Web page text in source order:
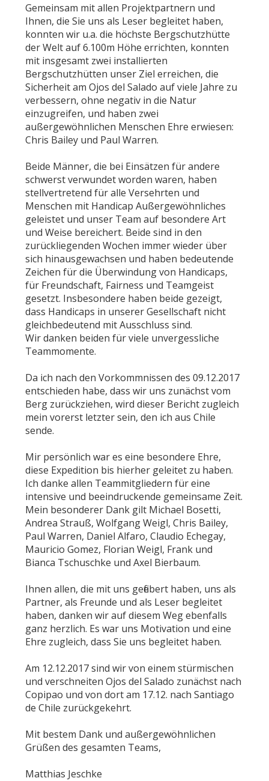
Gemeinsam mit allen Projektpartnern und
Ihnen, die Sie uns als Leser begleitet haben,
konnten wir u.a. die höchste Bergschutzhütte
der Welt auf 6.100m Höhe errichten, konnten
mit insgesamt zwei installierten
Bergschutzhütten unser Ziel erreichen, die
Sicherheit am Ojos del Salado auf viele Jahre zu
verbessern, ohne negativ in die Natur
einzugreifen, und haben zwei
außergewöhnlichen Menschen Ehre erwiesen:
Chris Bailey und Paul Warren.
Beide Männer, die bei Einsätzen für andere
schwerst verwundet worden waren, haben
stellvertretend für alle Versehrten und
Menschen mit Handicap Außergewöhnliches
geleistet und unser Team auf besondere Art
und Weise bereichert. Beide sind in den
zurückliegenden Wochen immer wieder über
sich hinausgewachsen und haben bedeutende
Zeichen für die Überwindung von Handicaps,
für Freundschaft, Fairness und Teamgeist
gesetzt. Insbesondere haben beide gezeigt,
dass Handicaps in unserer Gesellschaft nicht
gleichbedeutend mit Ausschluss sind.
Wir danken beiden für viele unvergessliche
Teammomente.
Da ich nach den Vorkommnissen des 09.12.2017
entschieden habe, dass wir uns zunächst vom
Berg zurückziehen, wird dieser Bericht zugleich
mein vorerst letzter sein, den ich aus Chile
sende.
Mir persönlich war es eine besondere Ehre,
diese Expedition bis hierher geleitet zu haben.
Ich danke allen Teammitgliedern für eine
intensive und beeindruckende gemeinsame Zeit.
Mein besonderer Dank gilt Michael Bosetti,
Andrea Strauß, Wolfgang Weigl, Chris Bailey,
Paul Warren, Daniel Alfaro, Claudio Echegay,
Mauricio Gomez, Florian Weigl, Frank und
Bianca Tschuschke und Axel Bierbaum.
Ihnen allen, die mit uns gefiebert haben, uns als
Partner, als Freunde und als Leser begleitet
haben, danken wir auf diesem Weg ebenfalls
ganz herzlich. Es war uns Motivation und eine
Ehre zugleich, dass Sie uns begleitet haben.
Am 12.12.2017 sind wir von einem stürmischen
und verschneiten Ojos del Salado zunächst nach
Copipao und von dort am 17.12. nach Santiago
de Chile zurückgekehrt.
Mit bestem Dank und außergewöhnlichen
Grüßen des gesamten Teams,
Matthias Jeschke